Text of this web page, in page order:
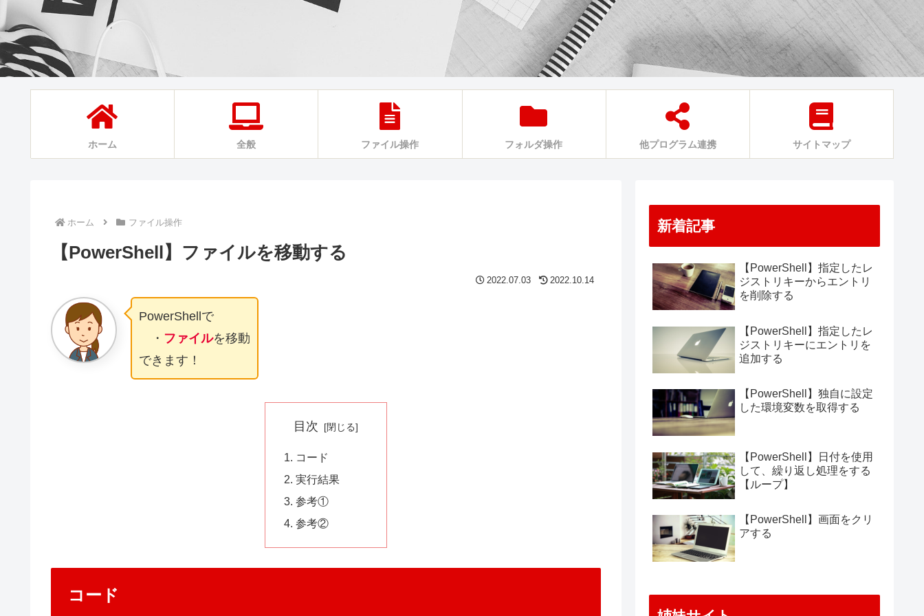
ホーム 全般 ファイル操作 フォルダ操作 他プログラム連携 サイトマップ
ホーム ファイル操作
【PowerShell】ファイルを移動する
2022.07.03 2022.10.14
PowerShellで
・ ファイルを移動
できます！
目次
コード
実行結果
参考①
参考②
コード
新着記事
【PowerShell】指定したレ
ジストリキーからエントリ
を削除する
【PowerShell】指定したレ
ジストリキーにエントリを
追加する
【PowerShell】独自に設定
した環境変数を取得する
【PowerShell】日付を使用
して、繰り返し処理をする
【ループ】
【PowerShell】画面をクリ
アする